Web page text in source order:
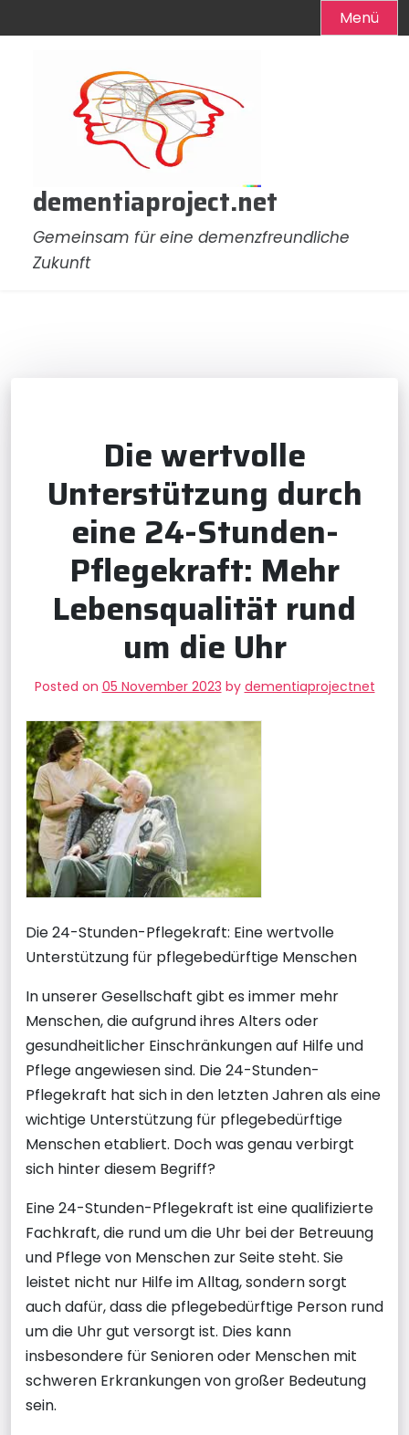
Menü
dementiaproject.net
Gemeinsam für eine demenzfreundliche
Zukunft
Die wertvolle
Unterstützung durch
eine 24-Stunden-
Pflegekraft: Mehr
Lebensqualität rund
um die Uhr
Posted on 05 November 2023 by dementiaprojectnet
Die 24-Stunden-Pflegekraft: Eine wertvolle
Unterstützung für pflegebedürftige Menschen
In unserer Gesellschaft gibt es immer mehr
Menschen, die aufgrund ihres Alters oder
gesundheitlicher Einschränkungen auf Hilfe und
Pflege angewiesen sind. Die 24-Stunden-
Pflegekraft hat sich in den letzten Jahren als eine
wichtige Unterstützung für pflegebedürftige
Menschen etabliert. Doch was genau verbirgt
sich hinter diesem Begriff?
Eine 24-Stunden-Pflegekraft ist eine qualifizierte
Fachkraft, die rund um die Uhr bei der Betreuung
und Pflege von Menschen zur Seite steht. Sie
leistet nicht nur Hilfe im Alltag, sondern sorgt
auch dafür, dass die pflegebedürftige Person rund
um die Uhr gut versorgt ist. Dies kann
insbesondere für Senioren oder Menschen mit
schweren Erkrankungen von großer Bedeutung
sein.